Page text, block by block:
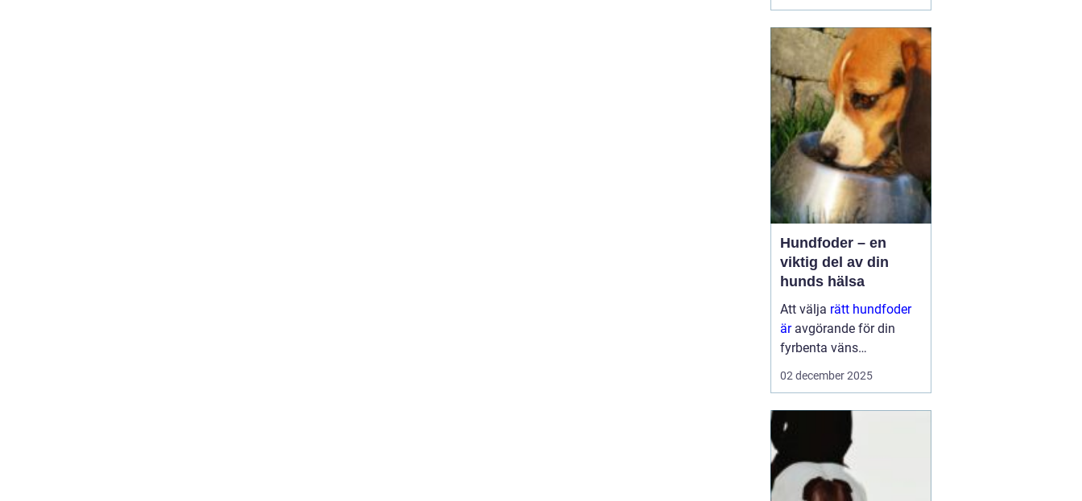
väntar en speciell
upplevelse för dem som
vill se älgar i...
Hundfoder – en
viktig del av din
hunds hälsa
Att välja rätt hundfoder
äravgörande för din
fyrbenta väns
välmående. En
02 december 2025